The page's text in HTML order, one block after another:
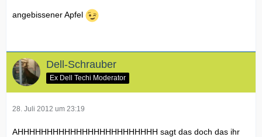
angebissener Apfel
Dell-Schrauber
Ex Dell Techi Moderator
28. Juli 2012 um 23:19
AHHHHHHHHHHHHHHHHHHHHHHHH sagt das doch das ihr